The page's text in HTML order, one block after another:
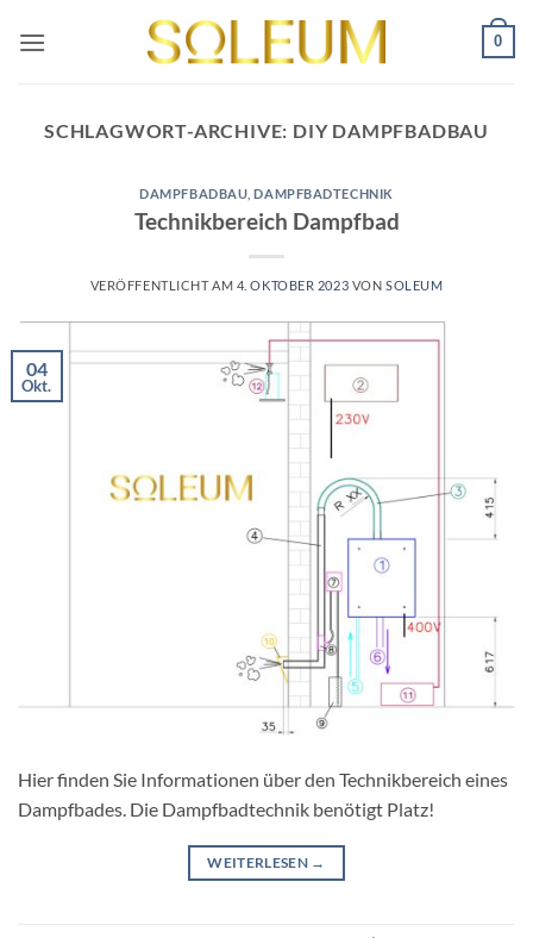
Inhalt
0
SCHLAGWORT-ARCHIVE: DIY DAMPFBADBAU
DAMPFBADBAU ,DAMPFBADTECHNIK
Technikbereich Dampfbad
VERÖFFENTLICHT AM 4. OKTOBER 2023 VON SOLEUM
04
Okt.
Hier finden Sie Informationen über den Technikbereich eines
Dampfbades. Die Dampfbadtechnik benötigt Platz!
WEITERLESEN →